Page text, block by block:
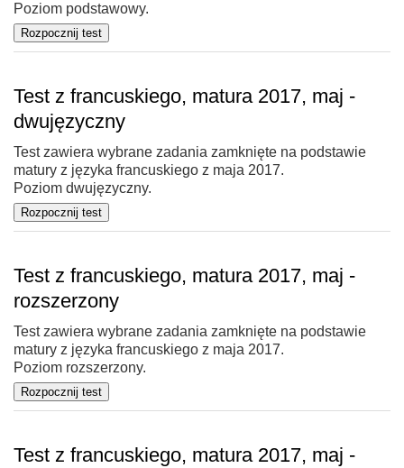
Poziom podstawowy.
Test z francuskiego, matura 2017, maj -
dwujęzyczny
Test zawiera wybrane zadania zamknięte na podstawie
matury z języka francuskiego z maja 2017.
Poziom dwujęzyczny.
Test z francuskiego, matura 2017, maj -
rozszerzony
Test zawiera wybrane zadania zamknięte na podstawie
matury z języka francuskiego z maja 2017.
Poziom rozszerzony.
Test z francuskiego, matura 2017, maj -